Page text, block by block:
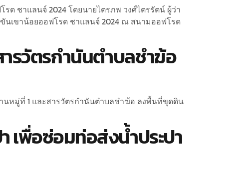
ด ชาแลนจ์ 2024 โดยนายไตรภพ วงศ์ไตรรัตน์ ผู้ว่า
นเขาน้อยออฟโรด ชาแลนจ์ 2024 ณ สนามออฟโรด
รวัตรกำนันตำบลชำฆ้อ
นหมู่ที่ 1 และสารวัตรกำนันตำบลชำฆ้อ ลงพื้นที่ขุดดิน
เพื่อซ่อมท่อส่งน้ำประปา